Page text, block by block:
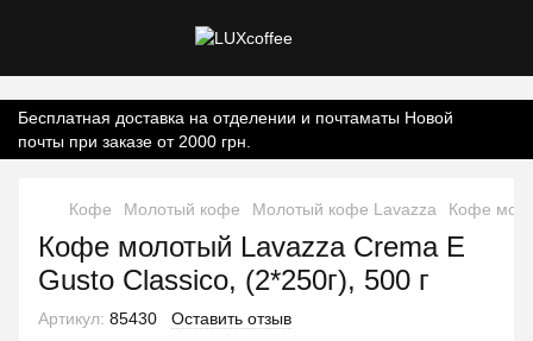
Бесплатная доставка на отделении и почтаматы Новой
почты при заказе от 2000 грн.
Кофе Молотый кофе Молотый кофе Lavazza Кофе
Кофе молотый Lavazza Crema E
Gusto Classico, (2*250г), 500 г
Артикул: 85430 Оставить отзыв